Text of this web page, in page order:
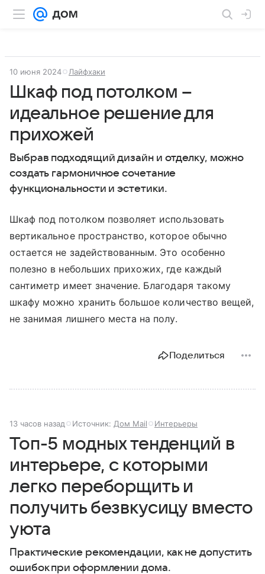
10 июня 2024 Лайфхаки
Шкаф под потолком –
идеальное решение для
прихожей
Выбрав подходящий дизайн и отделку, можно
создать гармоничное сочетание
функциональности и эстетики.
Шкаф под потолком позволяет использовать
вертикальное пространство, которое обычно
остается не задействованным. Это особенно
полезно в небольших прихожих, где каждый
сантиметр имеет значение. Благодаря такому
шкафу можно хранить большое количество вещей,
не занимая лишнего места на полу.
Поделиться
13 часов назад Источник: Дом Mail Интерьеры
Топ-5 модных тенденций в
интерьере, с которыми
легко переборщить и
получить безвкусицу вместо
уюта
Практические рекомендации, как не допустить
ошибок при оформлении дома.